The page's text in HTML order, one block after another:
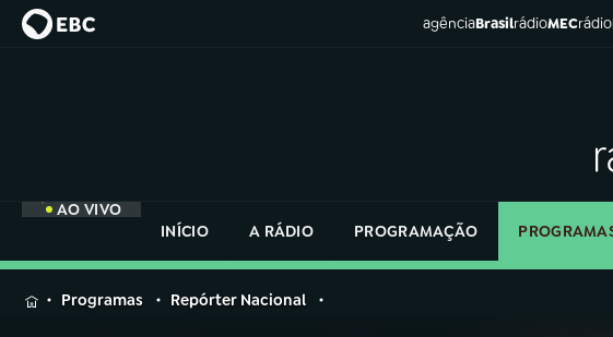
agênciaBrasilrádioMECrádio
AO VIVO
INÍCIO
A RÁDIO PROGRAMAÇÃO
MENUProgramas Repórter Nacional